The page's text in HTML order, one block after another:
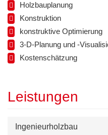
Holzbauplanung
Konstruktion
konstruktive Optimierung
3-D-Planung und -
Kostenschätzung
Leistungen
Ingenieurholzbau